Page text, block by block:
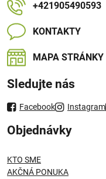
+421905490593
KONTAKTY
MAPA STRÁNKY
Sledujte nás
Facebook Instagram
Objednávky
KTO SME
AKČNÁ PONUKA